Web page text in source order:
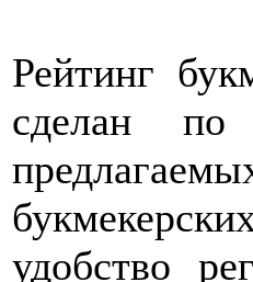
Рейтинг
сделан
удобство